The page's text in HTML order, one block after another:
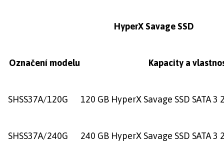
HyperX Savage SSD
Označení modelu Kapacity a
SHSS37A/120G 120 GB HyperX Savage SSD SATA 3
SHSS37A/240G 240 GB HyperX Savage SSD SATA 3